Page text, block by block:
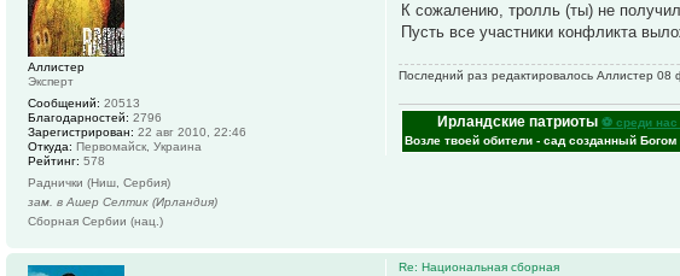
К сожалению, тролль (ты) не
Пусть все участники конфликта
Последний раз редактировалось Аллистер 08
Ирландские патриоты ⚽ среди нас
Возле твоей обители - сад созданный Богом
Аллистер
Эксперт
Сообщений: 20513
Благодарностей: 2796
Зарегистрирован: 22 авг 2010, 22:46
Откуда: Первомайск, Украина
Рейтинг: 578
Раднички (Ниш, Сербия)
зам. в Ашер Селтик (Ирландия)
Сборная Сербии (нац.)
Re: Национальная сборная